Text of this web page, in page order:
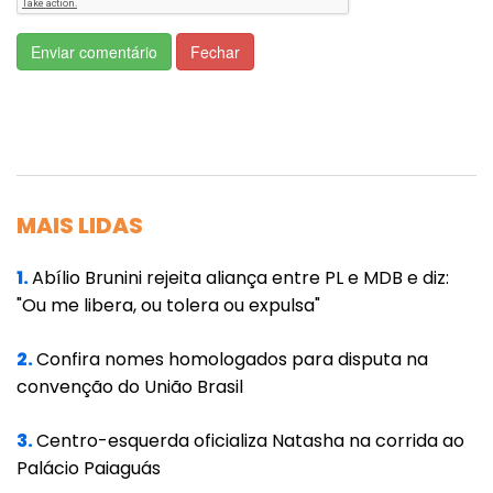
titular do governo do Rio Grande do Sul, que
causou barulho político ao se assumir
Com o paulista no primeiro cenário, os
tucanos chegam a 5%, enquanto o DEM com
Todos embolados tecnicamente entre si e
com Ciro.
Já na segunda fotografia, com o gaúcho, o
tucano faz 3%, e o ex-ministro, 5% -
empatando com o pedetista no limite da
margem de erro.
Enviar comentário Fechar
MAIS LIDAS
1.Abílio Brunini rejeita aliança entre PL e MDB e diz:
"Ou me libera, ou tolera ou expulsa"
2.Confira nomes homologados para disputa na
convenção do União Brasil
3.Centro-esquerda oficializa Natasha na corrida ao
Palácio Paiaguás